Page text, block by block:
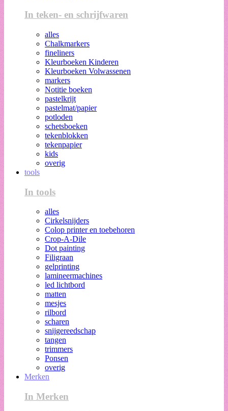
In teken- en schrijfwaren
alles
Chalkmarkers
fineliners
Kleurboeken Kinderen
Kleurboeken Volwassenen
markers
Notitie boeken
pastelkrijt
pastelmat/papier
potloden
schetsboeken
tekenblokken
tekenpapier
kids
overig
tools
In tools
alles
Cirkelsnijders
Colop printer en toebehoren
Crop-A-Dile
Dot painting
Filigraan
gelprinting
lamineermachines
led lichtbord
matten
mesjes
rilbord
scharen
snijgereedschap
tangen
trimmers
Ponsen
overig
Merken
In Merken